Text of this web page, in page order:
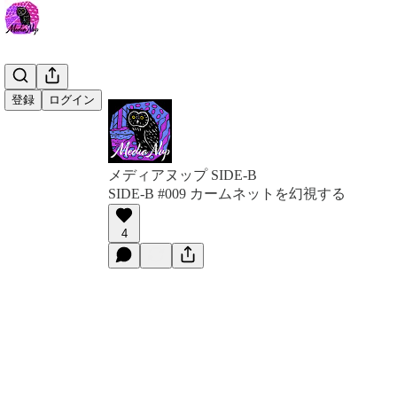
登録 ログイン
メディアヌップ SIDE-B
SIDE-B #009 カームネットを幻視する
4